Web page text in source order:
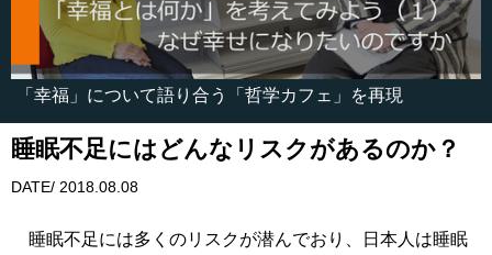
「幸福」について語り合う「哲学カフェ」を再現
睡眠不足にはどんなリスクがあるのか？
DATE/ 2018.08.08
睡眠不足には多くのリスクが潜んでおり、日本人は睡眠